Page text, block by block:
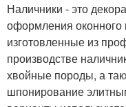
Наличники - это
оформления оконного
изготовленные из
производстве
хвойные породы, а
шпонирование